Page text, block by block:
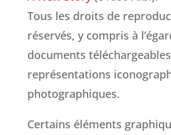
Tous les droits de
réservés, y compris à
documents
représentations
photographiques.
Certains éléments